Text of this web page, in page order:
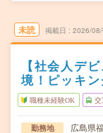
未読 掲載日 2026/
【社会人デ
境！ピッキン
職種未経験OK 交
勤務地
広島県